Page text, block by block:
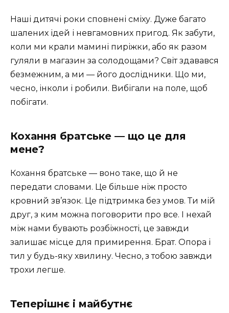
Наші дитячі роки сповнені сміху. Дуже багато
шалених ідей і невгамовних пригод. Як забути,
коли ми крали мамині пиріжки, або як разом
гуляли в магазин за солодощами? Світ здавався
безмежним, а ми — його дослідники. Що ми,
чесно, інколи і робили. Вибігали на поле, щоб
побігати.
Кохання братське — що це для
мене?
Кохання братське — воно таке, що й не
передати словами. Це більше ніж просто
кровний зв’язок. Це підтримка без умов. Ти мій
друг, з ким можна поговорити про все. І нехай
між нами бувають розбіжності, це завжди
залишає місце для примирення. Брат. Опора і
тил у будь-яку хвилину. Чесно, з тобою завжди
трохи легше.
Теперішнє і майбутнє